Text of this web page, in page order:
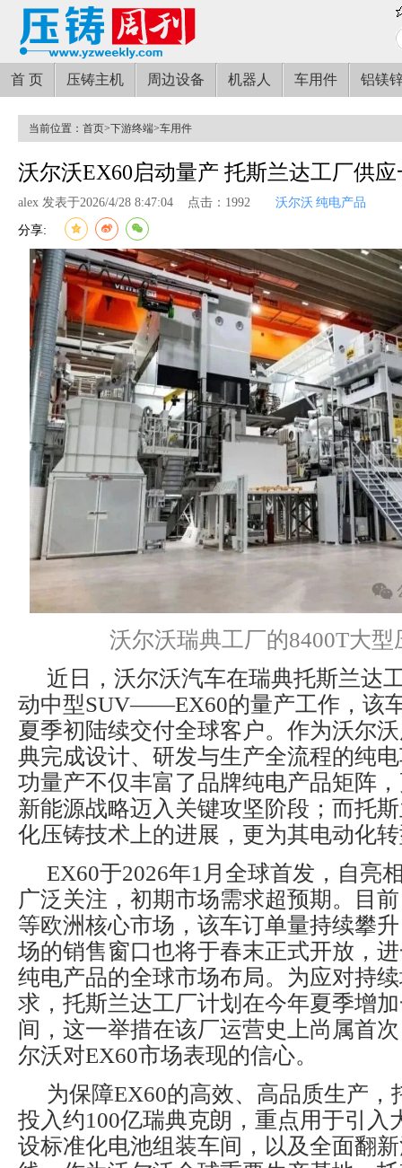
首 页 压铸主机 周边设备 机器人 车用件 铝镁
当前位置： 首页>下游终端>车用件
沃尔沃EX60启动量产 托斯兰达工厂供
alex 发表于2026/4/28 8:47:04 点击：1992 沃尔沃 纯电产品
分享:
沃尔沃瑞典工厂的8400T大型
近日，沃尔沃汽车在瑞典托斯兰达
动中型SUV——EX60的量产工作，该
夏季初陆续交付全球客户。作为沃尔
典完成设计、研发与生产全流程的纯
功量产不仅丰富了品牌纯电产品矩阵
新能源战略迈入关键攻坚阶段；而托
化压铸技术上的进展，更为其电动化
EX60于2026年1月全球首发，自亮
广泛关注，初期市场需求超预期。目
等欧洲核心市场，该车订单量持续攀
场的销售窗口也将于春末正式开放，
纯电产品的全球市场布局。为应对持
求，托斯兰达工厂计划在今年夏季增
间，这一举措在该厂运营史上尚属首
尔沃对EX60市场表现的信心。
为保障EX60的高效、高品质生产，
投入约100亿瑞典克朗，重点用于引入
设标准化电池组装车间，以及全面翻